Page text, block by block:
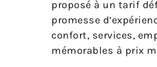
proposé à un tarif
promesse
confort, services,
mémorables à prix